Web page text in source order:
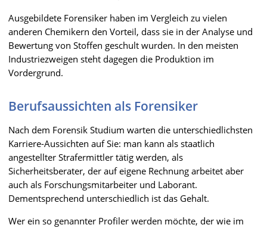
Ausgebildete Forensiker haben im Vergleich zu vielen
anderen Chemikern den Vorteil, dass sie in der Analyse und
Bewertung von Stoffen geschult wurden. In den meisten
Industriezweigen steht dagegen die Produktion im
Vordergrund.
Berufsaussichten als Forensiker
Nach dem Forensik Studium warten die unterschiedlichsten
Karriere-Aussichten auf Sie: man kann als staatlich
angestellter Strafermittler tätig werden, als
Sicherheitsberater, der auf eigene Rechnung arbeitet aber
auch als Forschungsmitarbeiter und Laborant.
Dementsprechend unterschiedlich ist das Gehalt.
Wer ein so genannter Profiler werden möchte, der wie im